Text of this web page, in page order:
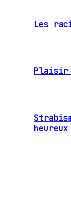
Les
Plaisir
heureux